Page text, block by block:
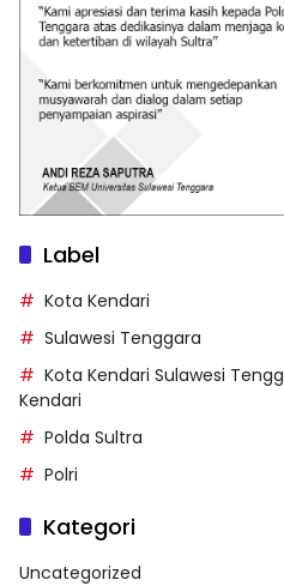
Label
Kota Kendari
Sulawesi Tenggara
Kota Kendari Sulawesi
Kendari
Polda Sultra
Polri
Kategori
Uncategorized